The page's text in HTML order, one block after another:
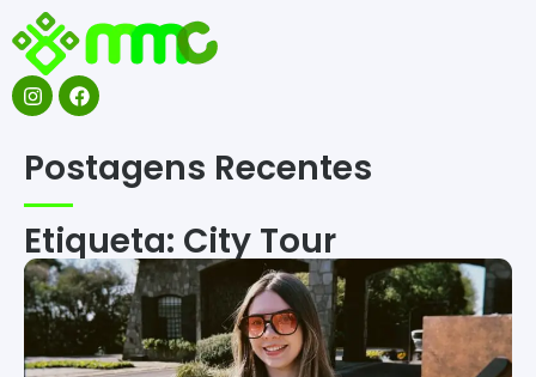
Postagens Recentes
Etiqueta: City Tour